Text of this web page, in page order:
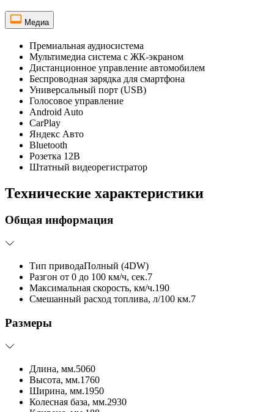
Медиа
Премиальная аудиосистема
Мультимедиа система с ЖК-экраном
Дистанционное управление автомобилем
Беспроводная зарядка для смартфона
Универсальный порт (USB)
Голосовое управление
Android Auto
CarPlay
Яндекс Авто
Bluetooth
Розетка 12В
Штатный видеорегистратор
Технические характеристики
Общая информация
Тип приводаПолный (4DW)
Разгон от 0 до 100 км/ч, сек.7
Максимальная скорость, км/ч.190
Смешанный расход топлива, л/100 км.7
Размеры
Длина, мм.5060
Высота, мм.1760
Ширина, мм.1950
Колесная база, мм.2930